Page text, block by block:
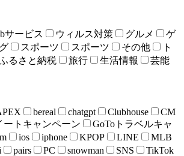
サービス ウィルス対策 グルメ
ゲ
スポーツ スポーツ その他
ト
るさと納税 旅行 生活情報 芸能
bereal chatgpt Clubhouse
CM
ートキャンペーン
GoToトラベルキャ
ios iphone KPOP LINE
MLB
pairs PC snowman SNS
TikTok